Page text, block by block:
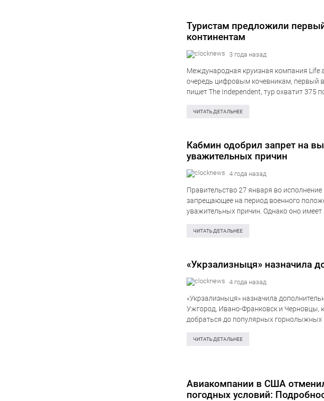
Туристам предложили
континентам
3 года назад
Международная круизная компания Life
очередь цифровым кочевникам, первый
пишет The Independent, тур охватит 375
ЧИТАТЬ ДЕТАЛЬНЕЕ
Кабмин одобрил запрет на
уважительных причин
4 года назад
Правительство 27 января во
запрещающее на период военного
уважительных причин. Однако оно
которое запрещает на…
ЧИТАТЬ ДЕТАЛЬНЕЕ
«Укрзализныця» назначила
4 года назад
«Укрзализныця» назначила
Ужгород, Ивано-Франковск и Черновцы,
добраться до популярных горнолыжных
ЧИТАТЬ ДЕТАЛЬНЕЕ
Авиакомпании в США
погодных условий: